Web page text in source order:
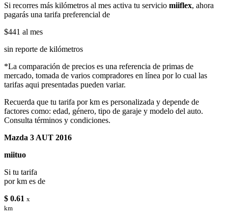
Si recorres más kilómetros al mes activa tu servicio miiflex, ahora
pagarás una tarifa preferencial de
$441 al mes
sin reporte de kilómetros
*La comparación de precios es una referencia de primas de
mercado, tomada de varios compradores en línea por lo cual las
tarifas aqui presentadas pueden variar.
Recuerda que tu tarifa por km es personalizada y depende de
factores como: edad, género, tipo de garaje y modelo del auto.
Consulta términos y condiciones.
Mazda 3 AUT 2016
miituo
Si tu tarifa
por km es de
$ 0.61 x
km